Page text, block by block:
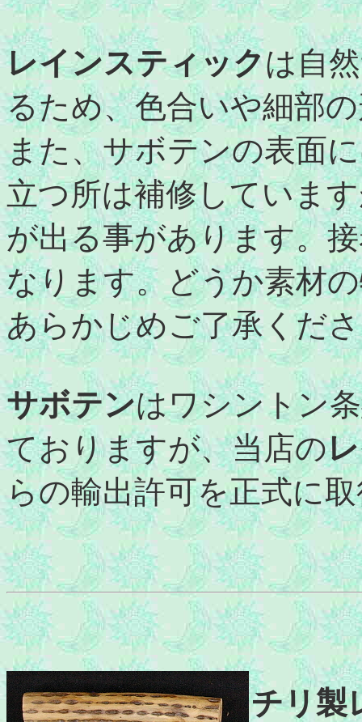
レインスティックは自
るため、色合いや細部
また、サボテンの表面
立つ所は補修していま
が出る事があります。
なります。どうか素材
あらかじめご了承くだ
サボテンはワシントン
ておりますが、当店の
らの輸出許可を正式に
チリ製